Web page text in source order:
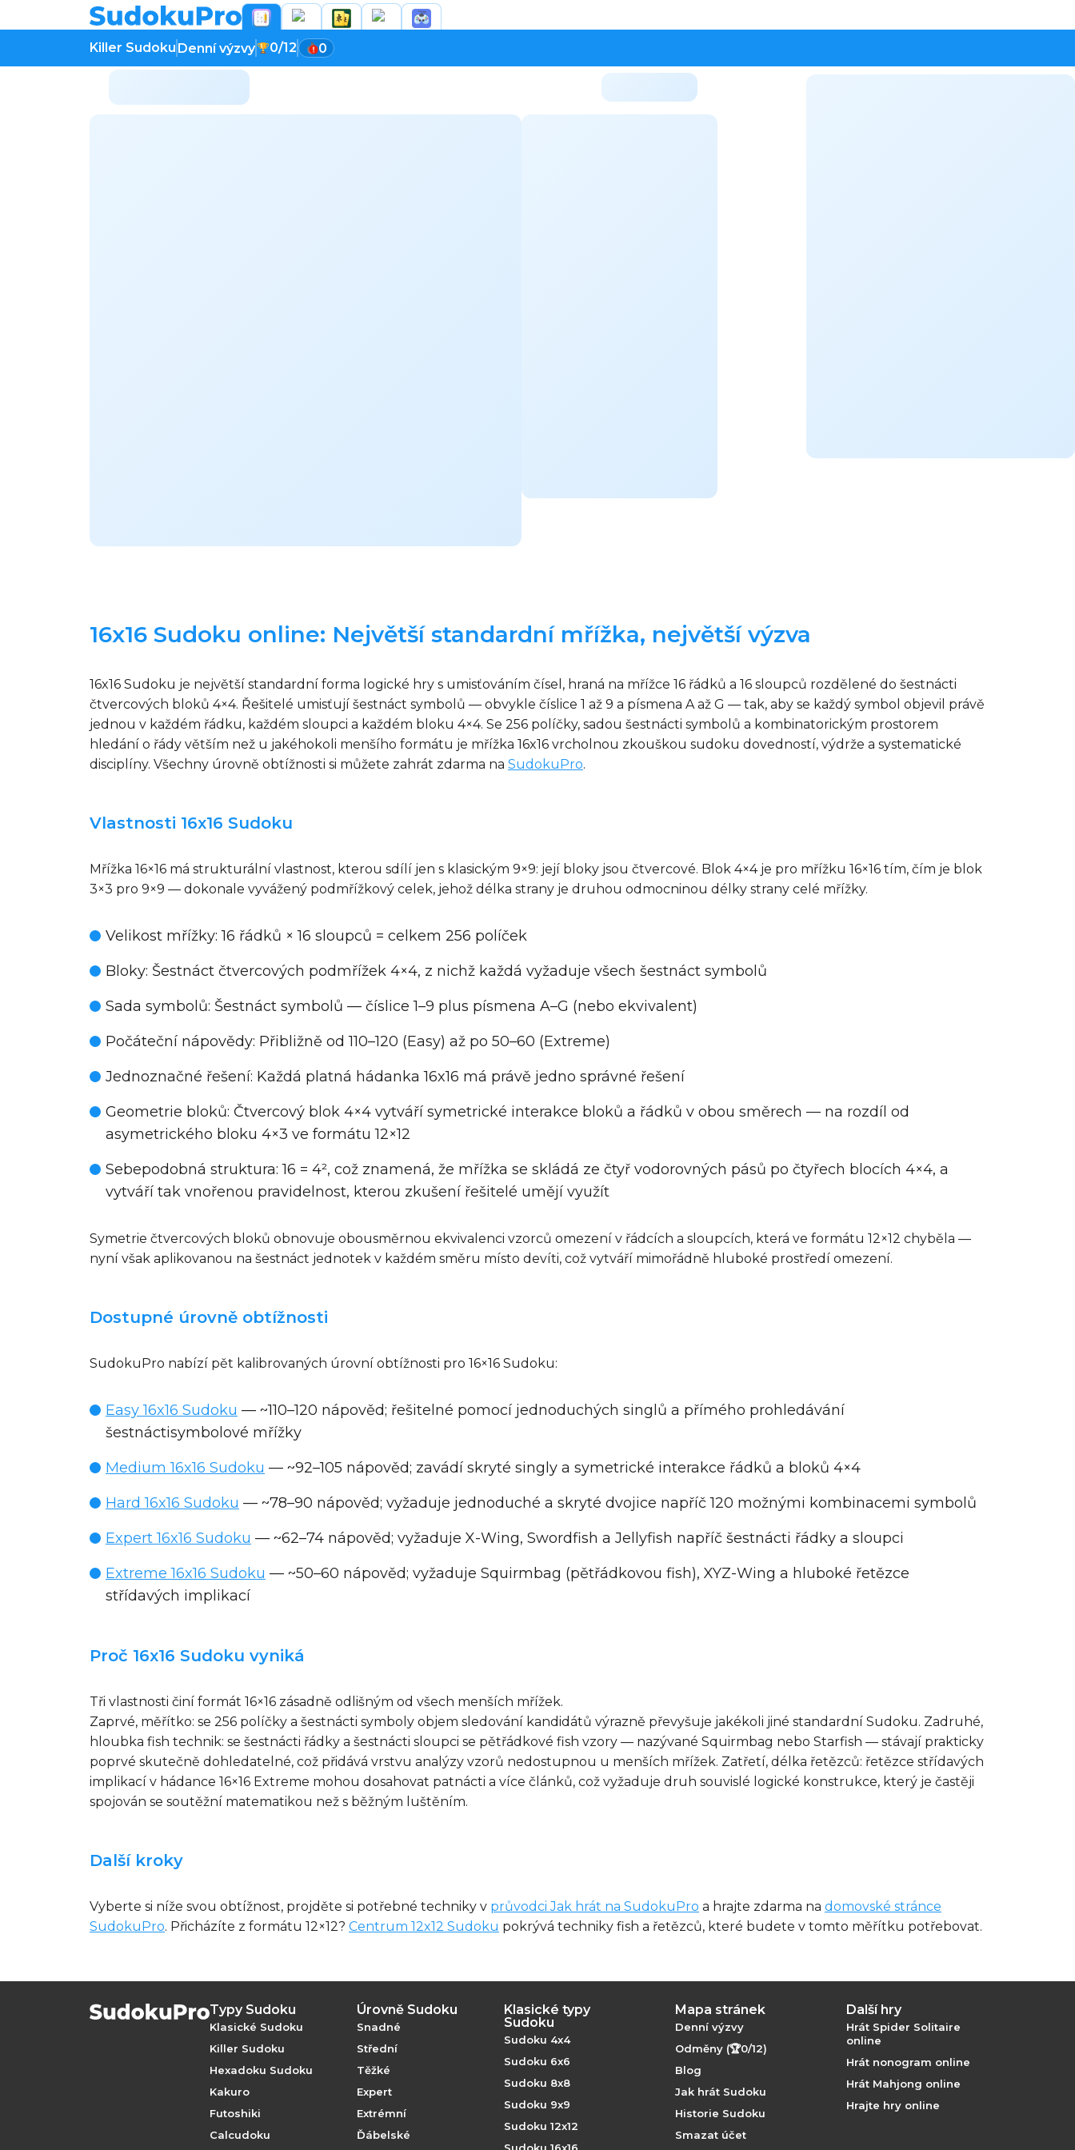
Killer Sudoku Denní výzvy 0/12 0
16x16 Sudoku online: Největší standardní mřížka, největší výzva
16x16 Sudoku je největší standardní forma logické hry s umisťováním čísel, hraná na mřížce 16 řádků a 16 sloupců rozdělené do šestnácti
čtvercových bloků 4×4. Řešitelé umisťují šestnáct symbolů — obvykle číslice 1 až 9 a písmena A až G — tak, aby se každý symbol objevil právě
jednou v každém řádku, každém sloupci a každém bloku 4×4. Se 256 políčky, sadou šestnácti symbolů a kombinatorickým prostorem
hledání o řády větším než u jakéhokoli menšího formátu je mřížka 16x16 vrcholnou zkouškou sudoku dovedností, výdrže a systematické
disciplíny. Všechny úrovně obtížnosti si můžete zahrát zdarma na SudokuPro.
Vlastnosti 16x16 Sudoku
Mřížka 16×16 má strukturální vlastnost, kterou sdílí jen s klasickým 9×9: její bloky jsou čtvercové. Blok 4×4 je pro mřížku 16×16 tím, čím je blok
3×3 pro 9×9 — dokonale vyvážený podmřížkový celek, jehož délka strany je druhou odmocninou délky strany celé mřížky.
Velikost mřížky: 16 řádků × 16 sloupců = celkem 256 políček
Bloky: Šestnáct čtvercových podmřížek 4×4, z nichž každá vyžaduje všech šestnáct symbolů
Sada symbolů: Šestnáct symbolů — číslice 1–9 plus písmena A–G (nebo ekvivalent)
Počáteční nápovědy: Přibližně od 110–120 (Easy) až po 50–60 (Extreme)
Jednoznačné řešení: Každá platná hádanka 16x16 má právě jedno správné řešení
Geometrie bloků: Čtvercový blok 4×4 vytváří symetrické interakce bloků a řádků v obou směrech — na rozdíl od
asymetrického bloku 4×3 ve formátu 12×12
Sebepodobná struktura: 16 = 4², což znamená, že mřížka se skládá ze čtyř vodorovných pásů po čtyřech blocích 4×4, a
vytváří tak vnořenou pravidelnost, kterou zkušení řešitelé umějí využít
Symetrie čtvercových bloků obnovuje obousměrnou ekvivalenci vzorců omezení v řádcích a sloupcích, která ve formátu 12×12 chyběla —
nyní však aplikovanou na šestnáct jednotek v každém směru místo devíti, což vytváří mimořádně hluboké prostředí omezení.
Dostupné úrovně obtížnosti
SudokuPro nabízí pět kalibrovaných úrovní obtížnosti pro 16×16 Sudoku:
Easy 16x16 Sudoku — ~110–120 nápověd; řešitelné pomocí jednoduchých singlů a přímého prohledávání
šestnáctisymbolové mřížky
Medium 16x16 Sudoku — ~92–105 nápověd; zavádí skryté singly a symetrické interakce řádků a bloků 4×4
Hard 16x16 Sudoku — ~78–90 nápověd; vyžaduje jednoduché a skryté dvojice napříč 120 možnými kombinacemi symbolů
Expert 16x16 Sudoku — ~62–74 nápověd; vyžaduje X-Wing, Swordfish a Jellyfish napříč šestnácti řádky a sloupci
Extreme 16x16 Sudoku — ~50–60 nápověd; vyžaduje Squirmbag (pětřádkovou fish), XYZ-Wing a hluboké řetězce
střídavých implikací
Proč 16x16 Sudoku vyniká
Tři vlastnosti činí formát 16×16 zásadně odlišným od všech menších mřížek.
Zaprvé, měřítko: se 256 políčky a šestnácti symboly objem sledování kandidátů výrazně převyšuje jakékoli jiné standardní Sudoku. Zadruhé,
hloubka fish technik: se šestnácti řádky a šestnácti sloupci se pětřádkové fish vzory — nazývané Squirmbag nebo Starfish — stávají prakticky
poprvé skutečně dohledatelné, což přidává vrstvu analýzy vzorů nedostupnou u menších mřížek. Zatřetí, délka řetězců: řetězce střídavých
implikací v hádance 16×16 Extreme mohou dosahovat patnácti a více článků, což vyžaduje druh souvislé logické konstrukce, který je častěji
spojován se soutěžní matematikou než s běžným luštěním.
Další kroky
Vyberte si níže svou obtížnost, projděte si potřebné techniky v průvodci Jak hrát na SudokuPro a hrajte zdarma na domovské stránce
SudokuPro. Přicházíte z formátu 12×12? Centrum 12x12 Sudoku pokrývá techniky fish a řetězců, které budete v tomto měřítku potřebovat.
Typy Sudoku
Klasické Sudoku
Killer Sudoku
Hexadoku Sudoku
Kakuro
Futoshiki
Calcudoku
Úrovně Sudoku
Snadné
Střední
Těžké
Expert
Extrémní
Ďábelské
Klasické typy
Sudoku
Sudoku 4x4
Sudoku 6x6
Sudoku 8x8
Sudoku 9x9
Sudoku 12x12
Mapa stránek
Denní výzvy
Odměny (🏆0/12)
Blog
Jak hrát Sudoku
Historie Sudoku
Smazat účet
Další hry
Hrát Spider Solitaire
online
Hrát nonogram online
Hrát Mahjong online
Hrajte hry online